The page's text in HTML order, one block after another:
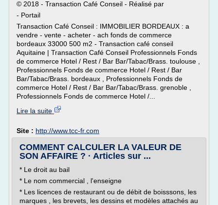
© 2018 - Transaction Café Conseil - Réalisé par
- Portail
Transaction Café Conseil : IMMOBILIER BORDEAUX : a
vendre - vente - acheter - ach fonds de commerce
bordeaux 33000 500 m2 - Transaction café conseil
Aquitaine | Transaction Café Conseil Professionnels Fonds
de commerce Hotel / Rest / Bar Bar/Tabac/Brass. toulouse ,
Professionnels Fonds de commerce Hotel / Rest / Bar
Bar/Tabac/Brass. bordeaux , Professionnels Fonds de
commerce Hotel / Rest / Bar Bar/Tabac/Brass. grenoble ,
Professionnels Fonds de commerce Hotel /...
Lire la suite
Site : http://www.tcc-fr.com
COMMENT CALCULER LA VALEUR DE
SON AFFAIRE ? · Articles sur ...
* Le droit au bail
* Le nom commercial , l'enseigne
* Les licences de restaurant ou de débit de boisssons, les
marques , les brevets, les dessins et modèles attachés au